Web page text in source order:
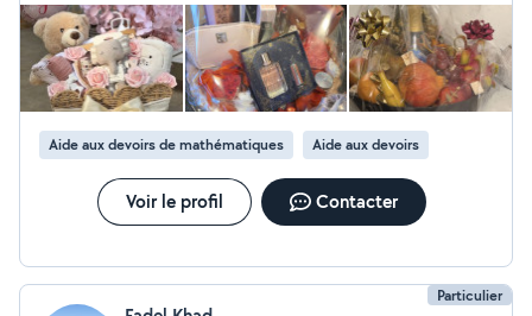
une présentation élégante Confection de paniers de
fruits pour offrir ou pour vos événements Je mets un
point d'honneur à offrir un travail soigné, des produits de
qualité et une présentation qui fait la différence.
Chaque commande est préparée avec attention selon
vos envies et votre budget. N'hésitez pas à me
contacter pour échanger sur votre projet. Je serai ravie
de vous conseiller et de vous proposer un devis
personnalisé.
Aide aux devoirs de mathématiques Aide aux devoirs
Voir le profil Contacter
Particulier